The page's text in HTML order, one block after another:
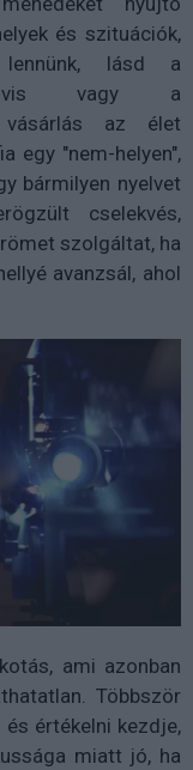
és szituációk,
lásd a
Elvis vagy a
vásárlás az élet
egy "nem-helyen",
bármilyen nyelvet
cselekvés,
szolgáltat, ha
avanzsál, ahol
ami azonban
Többször
értékelni kezdje,
miatt jó, ha